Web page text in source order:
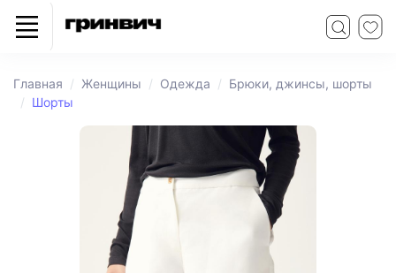
Главная Женщины Одежда
Брюки, джинсы, шорты
Шорты